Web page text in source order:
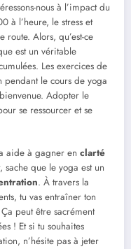
nous à l’impact du
à l’heure, le stress et
route. Alors, qu’est-ce
est un véritable
Les exercices de
pendant le cours de yoga
bienvenue. Adopter le
se ressourcer et se
aide à gagner en clarté
sache que le yoga est un
. À travers la
tu vas entraîner ton
peut être sacrément
! Et si tu souhaites
n’hésite pas à jeter